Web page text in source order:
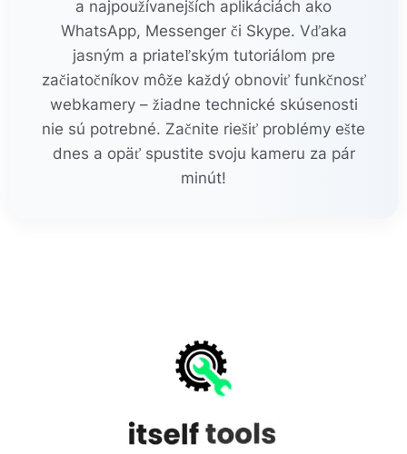
a najpoužívanejších aplikáciách ako
WhatsApp, Messenger či Skype. Vďaka
jasným a priateľským tutoriálom pre
začiatočníkov môže každý obnoviť funkčnosť
webkamery – žiadne technické skúsenosti
nie sú potrebné. Začnite riešiť problémy ešte
dnes a opäť spustite svoju kameru za pár
minút!